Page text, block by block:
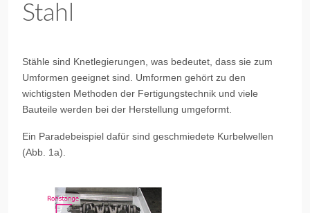
Stahl
Stähle sind Knetlegierungen, was bedeutet, dass sie zum
Umformen geeignet sind. Umformen gehört zu den
wichtigsten Methoden der Fertigungstechnik und viele
Bauteile werden bei der Herstellung umgeformt.
Ein Paradebeispiel dafür sind geschmiedete Kurbelwellen
(Abb. 1a).